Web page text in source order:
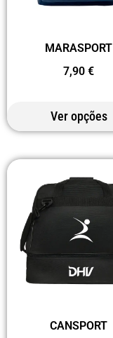
MARASPORT
7,90 €
Ver opções
CANSPORT